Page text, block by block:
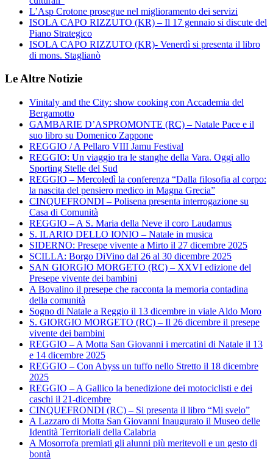
L’Asp Crotone prosegue nel miglioramento dei servizi
ISOLA CAPO RIZZUTO (KR) – Il 17 gennaio si discute del
Piano Strategico
ISOLA CAPO RIZZUTO (KR)- Venerdì si presenta il libro
di mons. Staglianò
Le Altre Notizie
Vinitaly and the City: show cooking con Accademia del
Bergamotto
GAMBARIE D’ASPROMONTE (RC) – Natale Pace e il
suo libro su Domenico Zappone
REGGIO / A Pellaro VIII Jamu Festival
REGGIO: Un viaggio tra le stanghe della Vara. Oggi allo
Sporting Stelle del Sud
REGGIO – Mercoledì la conferenza “Dalla filosofia al corpo:
la nascita del pensiero medico in Magna Grecia”
CINQUEFRONDI – Polisena presenta interrogazione su
Casa di Comunità
REGGIO – A S. Maria della Neve il coro Laudamus
S. ILARIO DELLO IONIO – Natale in musica
SIDERNO: Presepe vivente a Mirto il 27 dicembre 2025
SCILLA: Borgo DiVino dal 26 al 30 dicembre 2025
SAN GIORGIO MORGETO (RC) – XXVI edizione del
Presepe vivente dei bambini
A Bovalino il presepe che racconta la memoria contadina
della comunità
Sogno di Natale a Reggio il 13 dicembre in viale Aldo Moro
S. GIORGIO MORGETO (RC) – Il 26 dicembre il presepe
vivente dei bambini
REGGIO – A Motta San Giovanni i mercatini di Natale il 13
e 14 dicembre 2025
REGGIO – Con Abyss un tuffo nello Stretto il 18 dicembre
2025
REGGIO – A Gallico la benedizione dei motociclisti e dei
caschi il 21-dicembre
CINQUEFRONDI (RC) – Si presenta il libro “Mi svelo”
A Lazzaro di Motta San Giovanni Inaugurato il Museo delle
Identità Territoriali della Calabria
A Mosorrofa premiati gli alunni più meritevoli e un gesto di
bontà